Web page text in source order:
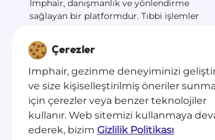
Imphair, danışmanlık ve yönlendirme
sağlayan bir platformdur. Tıbbi işlemler
gerçekleştirilir.
Sizi güvenle desteklemek için en iyi
klinikleri seçiyoruz.
3.500’den fazla hasta desteklendi.
Çerezler
Imphair, gezinme deneyiminizi
ve size kişiselleştirilmiş öneriler
için çerezler veya benzer teknolojiler
kullanır. Web sitemizi kullanmaya
ederek, bizim Gizlilik Politikası